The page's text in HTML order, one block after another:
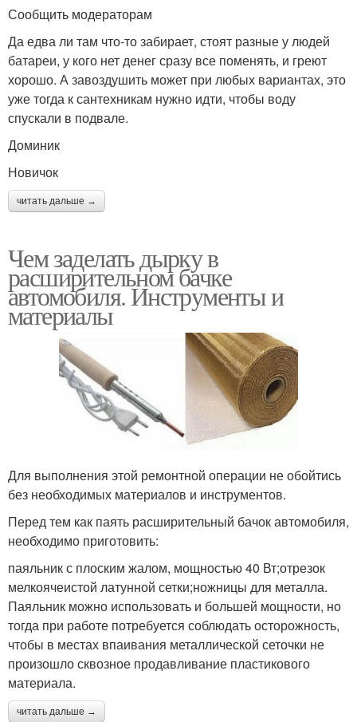
Сообщить модераторам
Да едва ли там что-то забирает, стоят разные у людей
батареи, у кого нет денег сразу все поменять, и греют
хорошо. А завоздушить может при любых вариантах, это
уже тогда к сантехникам нужно идти, чтобы воду
спускали в подвале.
Доминик
Новичок
читать дальше →
Чем заделать дырку в
расширительном бачке
автомобиля. Инструменты и
материалы
Для выполнения этой ремонтной операции не обойтись
без необходимых материалов и инструментов.
Перед тем как паять расширительный бачок автомобиля,
необходимо приготовить:
паяльник с плоским жалом, мощностью 40 Вт;отрезок
мелкоячеистой латунной сетки;ножницы для металла.
Паяльник можно использовать и большей мощности, но
тогда при работе потребуется соблюдать осторожность,
чтобы в местах впаивания металлической сеточки не
произошло сквозное продавливание пластикового
материала.
читать дальше →